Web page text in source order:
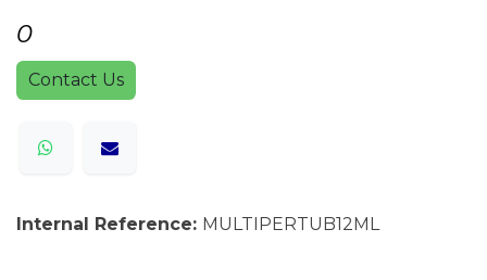
0
Contact Us
Internal Reference: MULTIPERTUB12ML